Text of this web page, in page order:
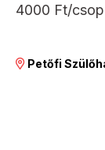
4000 Ft/
Petőfi